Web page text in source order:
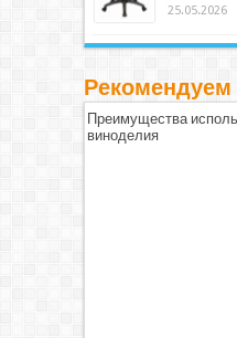
25.05.2026
Рекомендуем
Преимущества
виноделия